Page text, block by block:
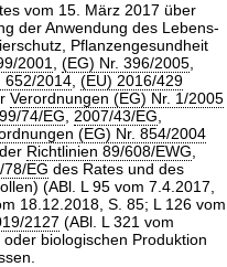
vom 15. März 2017 über
der Anwendung des Lebens-
Pflanzengesundheit
2001 (EG) Nr. 396/2005,
652/2014, (EU) 2016/429
Verordnungen (EG) Nr. 1/2005
74/EG 2007/43/EG
(EG) Nr. 854/2004
Richtlinien 89/608/EWG
78/EG des Rates und des
(ABl. L 95 vom 7.4.2017,
18.12.2018, S. 85; L 126 vom
2127 (ABl. L 321 vom
biologischen Produktion